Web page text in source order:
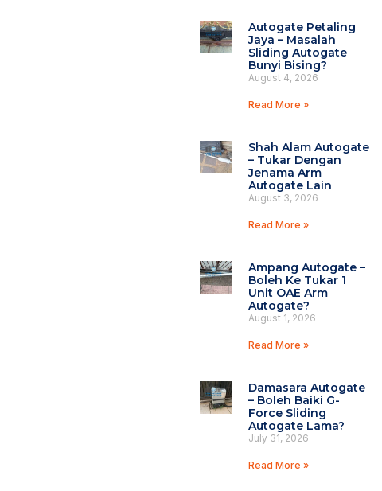
Autogate Petaling
Jaya – Masalah
Sliding Autogate
Bunyi Bising?
August 4, 2026
Read More »
Shah Alam Autogate
– Tukar Dengan
Jenama Arm
Autogate Lain
August 3, 2026
Read More »
Ampang Autogate –
Boleh Ke Tukar 1
Unit OAE Arm
Autogate?
August 1, 2026
Read More »
Damasara Autogate
– Boleh Baiki G-
Force Sliding
Autogate Lama?
July 31, 2026
Read More »